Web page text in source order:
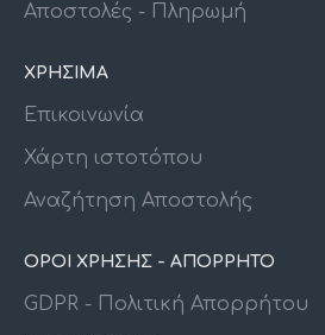
Αποστολές - Πληρωμή
ΧΡΗΣΙΜΑ
Επικοινωνία
Χάρτη ιστοτόπου
Αναζήτηση Αποστολής
ΟΡΟΙ ΧΡΗΣΗΣ - ΑΠΟΡΡΗΤΟ
GDPR - Πολιτική Απορρήτου